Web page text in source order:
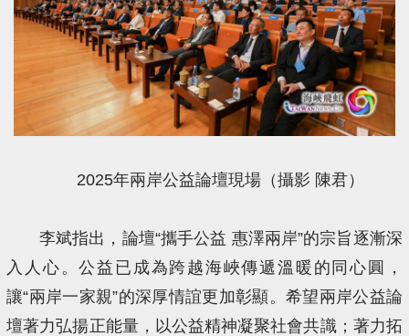
2025年兩岸公益論壇現場（攝影 陳君）
李斌指出，論壇“攜手公益 惠澤兩岸”的宗旨逐漸深
入人心。公益已成為跨越海峽傳遞溫暖的同心圓，
讓“兩岸一家親”的深厚情誼更加彰顯。希望兩岸公益論
壇著力弘揚正能量，以公益精神凝聚社會共識；著力拓